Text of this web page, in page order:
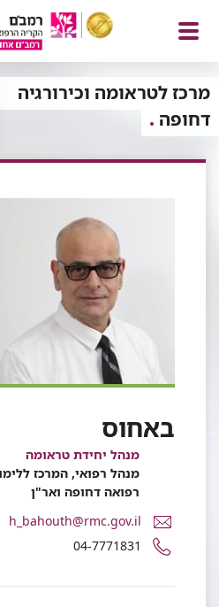
פתח
מרכז לטראומה וכירורגיה
דחופה
באחוס
מנהל יחידת טראומה
מנהל רפואי, המרכז
רפואה דחופה ואר"ן
דואר
אלקטרוני
ד"ר
באחוס
h_bahouth@rmc.gov.il
מספר
טלפון
04-7771831